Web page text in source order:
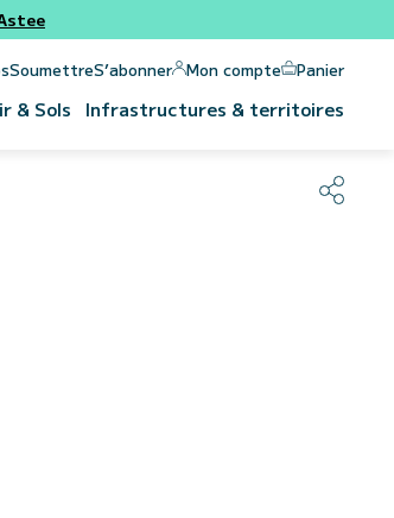
SoumettreS’abonner Mon compte Panier
& Sols Infrastructures & territoires